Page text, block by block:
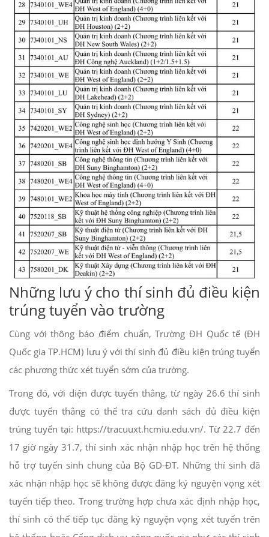
Những lưu ý cho thí sinh đủ điều kiện
trúng tuyển vào trường
Cùng với thông báo điểm chuẩn, Trường ĐH Quốc tế (ĐH
Quốc gia TP.HCM) lưu ý với thí sinh đủ điều kiện trúng tuyển
các phương thức xét tuyển sớm của trường.
Trong đó, với diện được tuyển thẳng, từ ngày 26.6 thí sinh
được tuyển thẳng có thể tra cứu danh sách đủ điều kiện
trúng tuyển tại: https://tracuuxt.hcmiu.edu.vn/. Từ 22.7 đến
17 giờ ngày 31.7, thí sinh xác nhận nhập học trên hệ thống
hỗ trợ tuyển sinh chung của Bộ GD-ĐT. Những thí sinh đã
xác nhận nhập học sẽ không được đăng ký nguyện vọng xét
tuyển tiếp theo. Trong trường hợp chưa xác định nhập học,
thí sinh có thể tiếp tục đăng ký nguyện vọng xét tuyển trên